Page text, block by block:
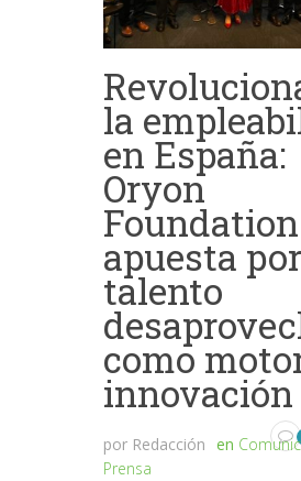
la
en España:
Oryon
Foundation
apuesta
talento
como
innovación
por Redacción en
Prensa